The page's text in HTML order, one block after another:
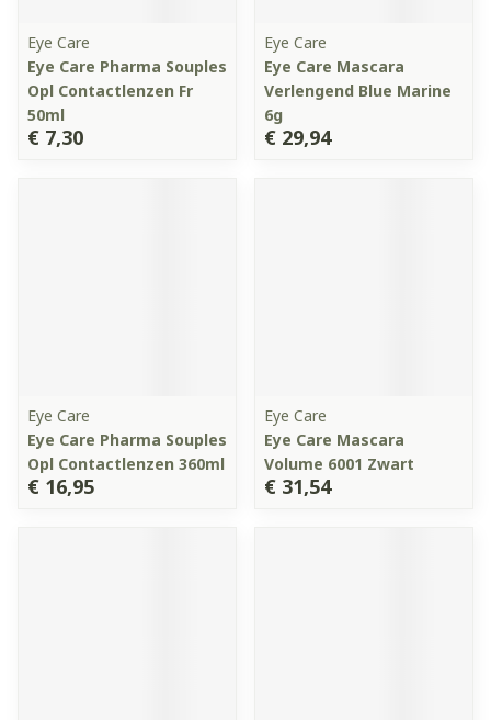
Eye Care
Eye Care Pharma Souples
Opl Contactlenzen Fr
50ml
€ 7,30
Eye Care
Eye Care Mascara
Verlengend Blue Marine
6g
€ 29,94
Eye Care
Eye Care Pharma Souples
Opl Contactlenzen 360ml
€ 16,95
Eye Care
Eye Care Mascara
Volume 6001 Zwart
€ 31,54